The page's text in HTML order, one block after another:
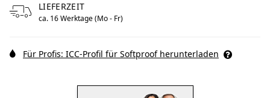
LIEFERZEIT
ca. 16 Werktage (Mo - Fr)
Für Profis: ICC-Profil für Softproof herunterladen